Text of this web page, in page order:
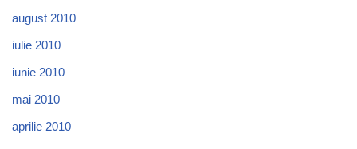
august 2010
iulie 2010
iunie 2010
mai 2010
aprilie 2010